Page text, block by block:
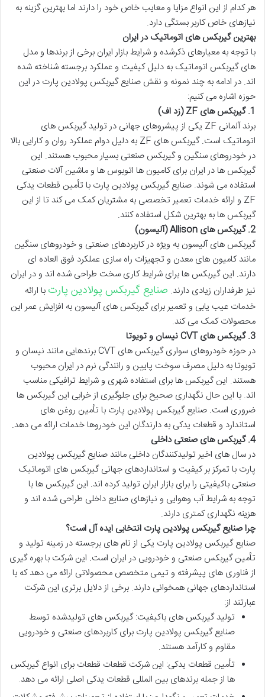
هر کدام از این انواع مزایا و معایب خاص خود را دارند اما بهترین گزینه به
نیازهای خاص کاربر بستگی دارد.
بهترین گیربکس های اتوماتیک در ایران
با توجه به معیارهای ذکرشده و شرایط بازار ایران برخی از برندها و مدل
های گیربکس اتوماتیک به دلیل کیفیت و عملکرد برجسته شناخته شده
اند. در ادامه به چند نمونه و نقش صنایع گیربکس پولادین پارت در این
حوزه اشاره می کنیم:
1. گیربکس های ZF (زد اف)
برند آلمانی ZF یکی از پیشروهای جهانی در تولید گیربکس های
اتوماتیک است. گیربکس های ZF به دلیل دوام عملکرد روان و کارایی بالا
در خودروهای سنگین وگیربکس صنعتی بسیار محبوب هستند. این
گیربکس ها در ایران برای کامیون ها اتوبوس ها و ماشین آلات صنعتی
استفاده می شوند. صنایع گیربکس پولادین پارت با تأمین قطعات یدکی
ZF و ارائه خدمات تعمیر تخصصی به مشتریان کمک می کند تا از این
گیربکس ها به بهترین شکل استفاده کنند.
2. گیربکس های Allison (آلیسون)
گیربکس های آلیسون به ویژه در کاربردهای صنعتی و خودروهای سنگین
مانند کامیون های معدن و تجهیزات راه سازی عملکرد فوق العاده ای
دارند. این گیربکس ها برای شرایط کاری سخت طراحی شده اند و در ایران
نیز طرفداران زیادی دارند. صنایع گیربکس پولادین پارت با ارائه
خدمات عیب یابی و تعمیر برای گیربکس های آلیسون به افزایش عمر این
محصولات کمک می کند.
3. گیربکس های CVT نیسان و تویوتا
در حوزه خودروهای سواری گیربکس های CVT برندهایی مانند نیسان و
تویوتا به دلیل مصرف سوخت پایین و رانندگی نرم در ایران محبوب
هستند. این گیربکس ها برای استفاده شهری و شرایط ترافیکی مناسب
اند. با این حال نگهداری صحیح برای جلوگیری از خرابی این گیربکس ها
ضروری است. صنایع گیربکس پولادین پارت با تأمین روغن های
استاندارد و قطعات یدکی به دارندگان این خودروها خدمات ارائه می دهد.
4. گیربکس های صنعتی داخلی
در سال های اخیر تولیدکنندگان داخلی مانندصنایع گیربکس پولادین
پارت با تمرکز بر کیفیت و استانداردهای جهانی گیربکس های اتوماتیک
صنعتی باکیفیتی را برای بازار ایران تولید کرده اند. این گیربکس ها با
توجه به شرایط آب وهوایی و نیازهای صنایع داخلی طراحی شده اند و
هزینه نگهداری کمتری دارند.
چرا صنایع گیربکس پولادین پارت انتخابی ایده آل است؟
صنایع گیربکس پولادین پارت یکی از نام های برجسته در زمینه تولید و
تأمینگیربکس صنعتی و خودرویی در ایران است. این شرکت با بهره گیری
از فناوری های پیشرفته و تیمی متخصص محصولاتی ارائه می دهد که با
استانداردهای جهانی همخوانی دارند. برخی از دلایل برتری این شرکت
عبارتند از:
تولید گیربکس های باکیفیت: گیربکس های تولیدشده توسط
صنایع گیربکس پولادین پارت برای کاربردهای صنعتی و خودرویی
مقاوم و کارآمد هستند.
تأمین قطعات یدکی: این شرکت قطعات قطعات برای انواع گیربکس
ها از جمله برندهای بین المللی قطعات یدکی اصلی ارائه می دهد.